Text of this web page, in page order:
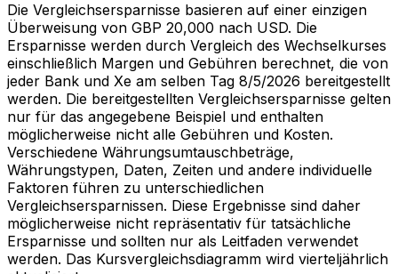
Die Vergleichsersparnisse basieren auf einer einzigen
Überweisung von GBP 20,000 nach USD. Die
Ersparnisse werden durch Vergleich des Wechselkurses
einschließlich Margen und Gebühren berechnet, die von
jeder Bank und Xe am selben Tag 8/5/2026 bereitgestellt
werden. Die bereitgestellten Vergleichsersparnisse gelten
nur für das angegebene Beispiel und enthalten
möglicherweise nicht alle Gebühren und Kosten.
Verschiedene Währungsumtauschbeträge,
Währungstypen, Daten, Zeiten und andere individuelle
Faktoren führen zu unterschiedlichen
Vergleichsersparnissen. Diese Ergebnisse sind daher
möglicherweise nicht repräsentativ für tatsächliche
Ersparnisse und sollten nur als Leitfaden verwendet
werden. Das Kursvergleichsdiagramm wird vierteljährlich